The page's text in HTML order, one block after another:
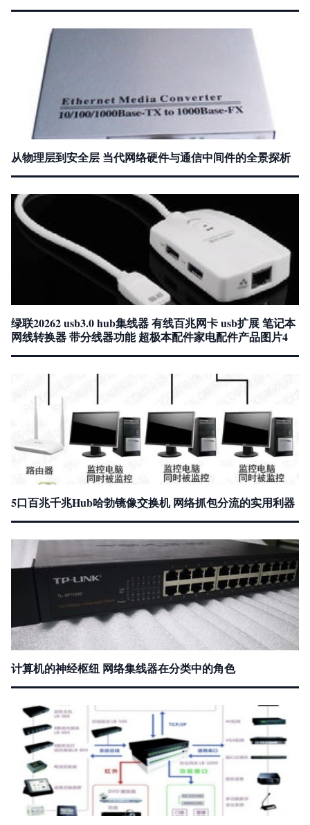
从物理层到安全层 当代网络硬件与通信中间件的全景探析
绿联20262 usb3.0 hub集线器 有线百兆网卡 usb扩展 笔记本
网线转换器 带分线器功能 超极本配件家电配件产品图片4
5口百兆千兆Hub哈勃镜像交换机 网络抓包分流的实用利器
计算机的神经枢纽 网络集线器在分类中的角色